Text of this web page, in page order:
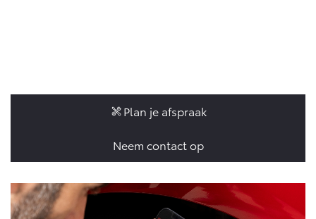
Plan je afspraak
Neem contact op